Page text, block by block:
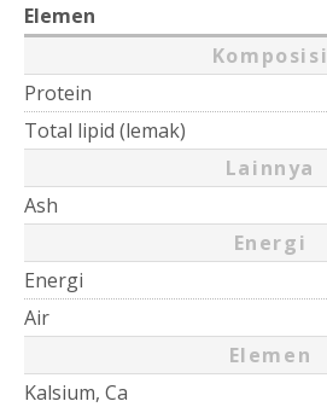
Elemen
Komposisi
Protein
Total lipid (lemak)
Lainnya
Ash
Energi
Energi
Air
Elemen
Kalsium, Ca